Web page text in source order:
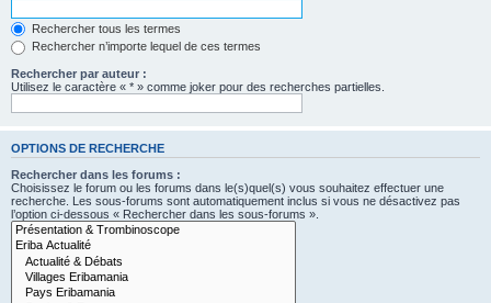
Rechercher tous les termes
Rechercher n’importe lequel de ces termes
Rechercher par auteur :
Utilisez le caractère « * » comme joker pour des recherches partielles.
OPTIONS DE RECHERCHE
Rechercher dans les forums :
Choisissez le forum ou les forums dans le(s)quel(s) vous souhaitez effectuer une
recherche. Les sous-forums sont automatiquement inclus si vous ne désactivez pas
l’option ci-dessous « Rechercher dans les sous-forums ».